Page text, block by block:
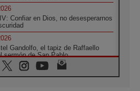
Confiar en Dios, no desesperarnos
Gandolfo, el tapiz de Raffaello
sermón de San Pablo
«la paz no se compra con una